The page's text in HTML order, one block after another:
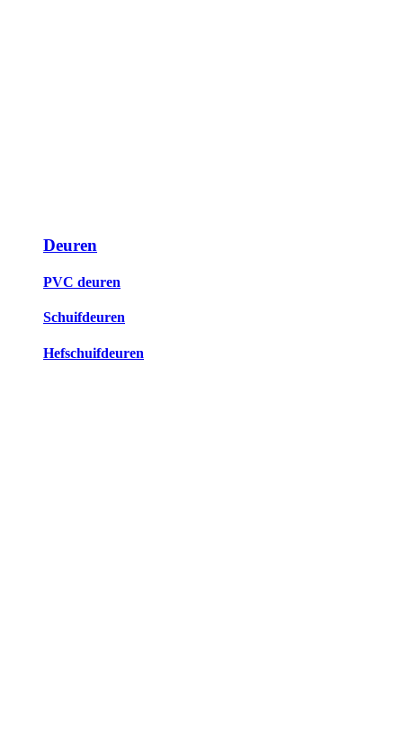
Deuren
PVC deuren
Schuifdeuren
Hefschuifdeuren